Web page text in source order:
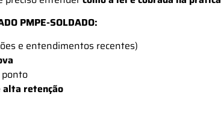
PMPE-SOLDADO:
e entendimentos recentes)
alta retenção